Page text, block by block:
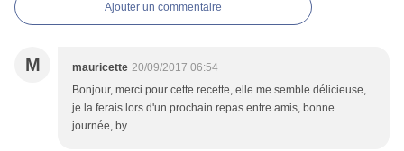
Ajouter un commentaire
M mauricette 20/09/2017 06:54
Bonjour, merci pour cette recette, elle me semble délicieuse,
je la ferais lors d'un prochain repas entre amis, bonne
journée, by